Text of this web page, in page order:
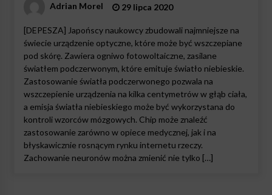
Adrian Morel
29 lipca 2020
[DEPESZA] Japońscy naukowcy zbudowali najmniejsze na
świecie urządzenie optyczne, które może być wszczepiane
pod skórę. Zawiera ogniwo fotowoltaiczne, zasilane
światłem podczerwonym, które emituje światło niebieskie.
Zastosowanie światła podczerwonego pozwala na
wszczepienie urządzenia na kilka centymetrów w głąb ciała,
a emisja światła niebieskiego może być wykorzystana do
kontroli wzorców mózgowych. Chip może znaleźć
zastosowanie zarówno w opiece medycznej, jak i na
błyskawicznie rosnącym rynku internetu rzeczy.
Zachowanie neuronów można zmienić nie tylko […]